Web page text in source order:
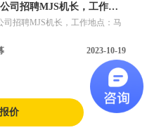
司招聘MJS机长，工作地
山【找机长】
司招聘MJS机长，工作地点：马
2023-10-19
价